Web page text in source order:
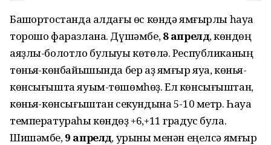
Башҡортостанда алдағы өс көндә ямғырлы һауа
торошо фаразлана. Дүшәмбе,8 апрелдә, көндөң
аяҙлы-болотло булыуы көтөлә. Республиканың
төньяҡ-көнбайышында бер аҙ ямғыр яуа, көньяҡ-
көнсығышта яуым-төшөмһөҙ. Ел көнсығыштан,
көньяҡ-көнсығыштан секундына 5-10 метр. Һауа
температураһы көндөҙ +6,+11 градус була.
Шишәмбе,9 апрелдә, урыны менән еңелсә ямғыр